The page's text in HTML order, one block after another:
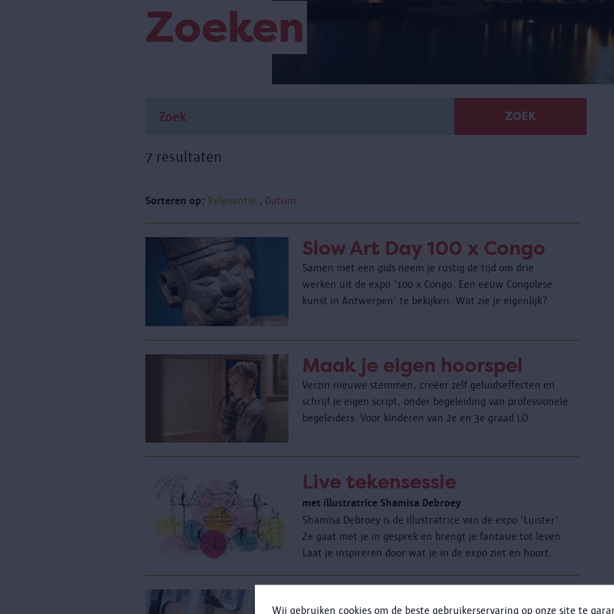
Wij gebruiken cookies om de beste gebruikerservaring op onze site te
Zoeken
ZOEK
7 resultaten
Sorteren op: Relevantie Datum
Slow Art Day 100 x Congo
Samen met een gids neem je rustig de tijd om drie
werken uit de expo '100 x Congo. Een eeuw Congolese
kunst in Antwerpen' te bekijken. Wat zie je eigenlijk?
Maak je eigen hoorspel
Verzin nieuwe stemmen, creëer zelf geluidseffecten en
schrijf je eigen script, onder begeleiding van professionele
begeleiders. Voor kinderen van 2e en 3e graad LO.
Live tekensessie
met illustratrice Shamisa Debroey
Shamisa Debroey is de illustratrice van de expo 'Luister'.
Ze gaat met je in gesprek en brengt je fantasie tot leven.
Laat je inspireren door wat je in de expo ziet en hoort.
Re:thinking the body